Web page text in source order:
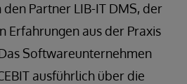
Partner LIB-IT DMS, der
Erfahrungen aus der Praxis
Softwareunternehmen
ausführlich über die